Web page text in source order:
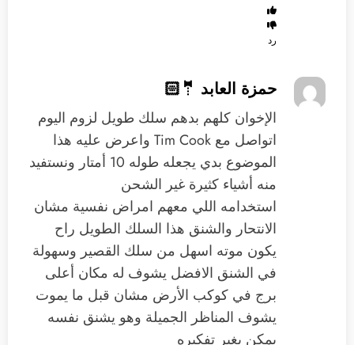
رد
حمزة العابد 🤵🏻
‏الإخوان كلهم بدهم سلك طويل ‏لزوم اليوم
اتواصل مع Tim Cook واعرض عليه هذا
الموضوع ‏بدي يجعله طوله 10 أمتار ‏ونستفيد
منه أشياء كثيرة غير الشحن
‏استخدامه اللي معهم امراض نفسية مشان
الانتحار والشنق هذا السلك الطويل راح
يكون موته اسهل من سلك القصير وسهولة
في الشنق الافضل يشوف له مكان أعلى
برج في كوكب الأرض مشان قبل ما يموت
يشوف المناظر الجميلة وهو يشنق نفسه
يمكن يغير تفكيره